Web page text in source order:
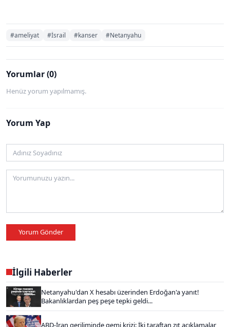
#ameliyat #İsrail #kanser #Netanyahu
Yorumlar (0)
Henüz yorum yapılmamış.
Yorum Yap
Yorum Gönder
İlgili Haberler
Netanyahu'dan X hesabı üzerinden Erdoğan'a yanıt!
Bakanlıklardan peş peşe tepki geldi...